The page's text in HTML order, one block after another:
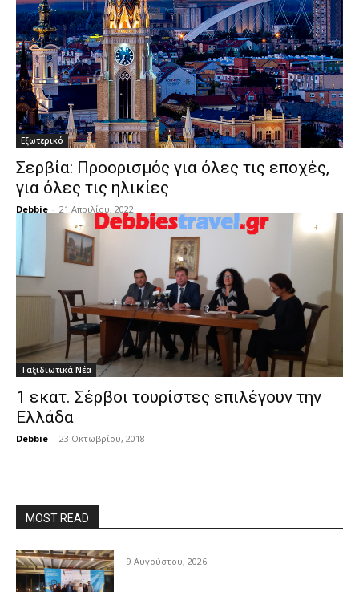
Εξωτερικό
Σερβία: Προορισμός για όλες τις εποχές,
για όλες τις ηλικίες
Debbie - 21 Απριλίου, 2022
Ταξιδιωτικά Νέα
1 εκατ. Σέρβοι τουρίστες επιλέγουν την
Ελλάδα
Debbie - 23 Οκτωβρίου, 2018
MOST READ
9 Αυγούστου, 2026